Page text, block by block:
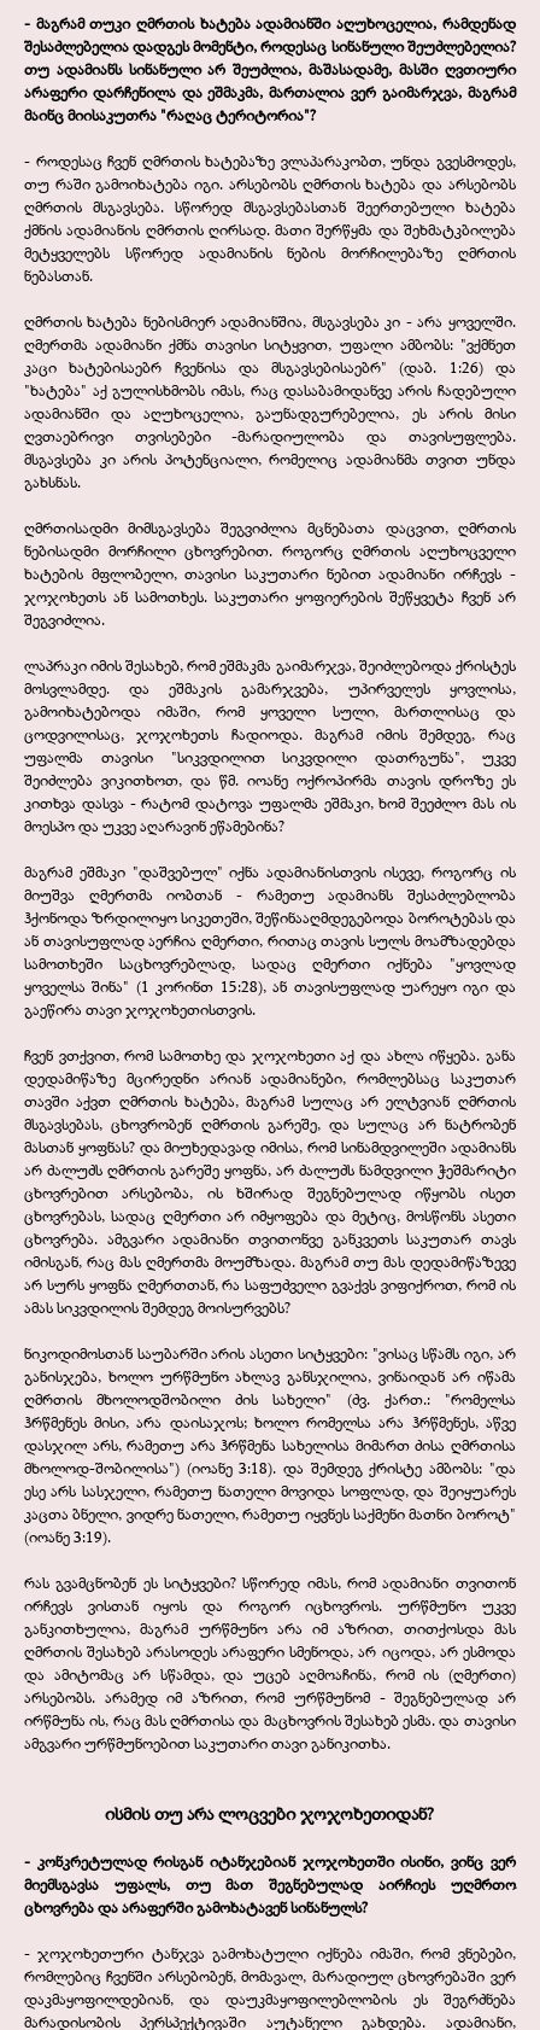
- მაგრამ თუკი ღმრთის ხატება ადამიანში აღუხოცელია, რამდენად
შესაძლებელია დადგეს მომენტი, როდესაც სინანული შეუძლებელია?
თუ ადამიანს სინანული არ შეუძლია, მაშასადამე, მასში ღვთიური
არაფერი დარჩენილა და ეშმაკმა, მართალია ვერ გაიმარჯვა, მაგრამ
მაინც მიისაკუთრა "რაღაც ტერიტორია"?
- როდესაც ჩვენ ღმრთის ხატებაზე ვლაპარაკობთ, უნდა გვესმოდეს,
თუ რაში გამოიხატება იგი. არსებობს ღმრთის ხატება და არსებობს
ღმრთის მსგავსება. სწორედ მსგავსებასთან შეერთებული ხატება
ქმნის ადამიანის ღმრთის ღირსად. მათი შერწყმა და შეხმატკბილება
მეტყველებს სწორედ ადამიანის ნების მორჩილებაზე ღმრთის
ნებასთან.
ღმრთის ხატება ნებისმიერ ადამიანშია, მსგავსება კი - არა ყოველში.
ღმერთმა ადამიანი ქმნა თავისი სიტყვით, უფალი ამბობს: "ვქმნეთ
კაცი ხატებისაებრ ჩვენისა და მსგავსებისაებრ" (დაბ. 1:26) და
"ხატება" აქ გულისხმობს იმას, რაც დასაბამიდანვე არის ჩადებული
ადამიანში და აღუხოცელია, გაუნადგურებელია, ეს არის მისი
ღვთაებრივი თვისებები -მარადიულობა და თავისუფლება.
მსგავსება კი არის პოტენციალი, რომელიც ადამიანმა თვით უნდა
გახსნას.
ღმრთისადმი მიმსგავსება შეგვიძლია მცნებათა დაცვით, ღმრთის
ნებისადმი მორჩილი ცხოვრებით. როგორც ღმრთის აღუხოცველი
ხატების მფლობელი, თავისი საკუთარი ნებით ადამიანი ირჩევს -
ჯოჯოხეთს ან სამოთხეს. საკუთარი ყოფიერების შეწყვეტა ჩვენ არ
შეგვიძლია.
ლაპრაკი იმის შესახებ, რომ ეშმაკმა გაიმარჯვა, შეიძლებოდა ქრისტეს
მოსვლამდე. და ეშმაკის გამარჯვება, უპირველეს ყოვლისა,
გამოიხატებოდა იმაში, რომ ყოველი სული, მართლისაც და
ცოდვილისაც, ჯოჯოხეთს ჩადიოდა. მაგრამ იმის შემდეგ, რაც
უფალმა თავისი "სიკვდილით სიკვდილი დათრგუნა", უკვე
შეიძლება ვიკითხოთ, და წმ. იოანე ოქროპირმა თავის დროზე ეს
კითხვა დასვა - რატომ დატოვა უფალმა ეშმაკი, ხომ შეეძლო მას ის
მოესპო და უკვე აღარავინ ეწამებინა?
მაგრამ ეშმაკი "დაშვებულ" იქნა ადამიანისთვის ისევე, როგორც ის
მიუშვა ღმერთმა იობთან -
რამეთუ ადამიანს შესაძლებლობა
ჰქონოდა ზრდილიყო სიკეთეში, შეწინააღმდეგებოდა ბოროტებას და
ან თავისუფლად აერჩია ღმერთი, რითაც თავის სულს მოამზადებდა
სამოთხეში საცხოვრებლად, სადაც ღმერთი იქნება "ყოვლად
ყოველსა შინა" (1 კორინთ 15:28), ან თავისუფლად უარეყო იგი და
გაეწირა თავი ჯოჯოხეთისთვის.
ჩვენ ვთქვით, რომ სამოთხე და ჯოჯოხეთი აქ და ახლა იწყება. განა
დედამიწაზე მცირედნი არიან ადამიანები, რომლებსაც საკუთარ
თავში აქვთ ღმრთის ხატება, მაგრამ სულაც არ ელტვიან ღმრთის
მსგავსებას, ცხოვრობენ ღმრთის გარეშე, და სულაც არ ნატრობენ
მასთან ყოფნას? და მიუხედავად იმისა, რომ სინამდვილეში ადამიანს
არ ძალუძს ღმრთის გარეშე ყოფნა, არ ძალუძს ნამდვილი ჭეშმარიტი
ცხოვრებით არსებობა, ის ხშირად შეგნებულად იწყობს ისეთ
ცხოვრებას, სადაც ღმერთი არ იმყოფება და მეტიც, მოსწონს ასეთი
ცხოვრება. ამგვარი ადამიანი თვითონვე განკვეთს საკუთარ თავს
იმისგან, რაც მას ღმერთმა მოუმზადა. მაგრამ თუ მას დედამიწაზევე
არ სურს ყოფნა ღმერთთან, რა საფუძველი გვაქვს ვიფიქროთ, რომ ის
ამას სიკვდილის შემდეგ მოისურვებს?
ნიკოდიმოსთან საუბარში არის ასეთი სიტყვები: "ვისაც სწამს იგი, არ
განისჯება, ხოლო ურწმუნო ახლავ განსჯილია, ვინაიდან არ იწამა
ღმრთის მხოლოდშობილი ძის სახელი" (ძვ. ქართ.: "რომელსა
ჰრწმენეს მისი, არა დაისაჯოს; ხოლო რომელსა არა ჰრწმენეს, აწვე
დასჯილ არს, რამეთუ არა ჰრწმენა სახელისა მიმართ ძისა ღმრთისა
მხოლოდ-შობილისა") (იოანე 3:18). და შემდეგ ქრისტე ამბობს: "და
ესე არს სასჯელი, რამეთუ ნათელი მოვიდა სოფლად, და შეიყუარეს
კაცთა ბნელი, ვიდრე ნათელი, რამეთუ იყვნეს საქმენი მათნი ბოროტ"
(იოანე 3:19).
რას გვამცნობენ ეს სიტყვები? სწორედ იმას, რომ ადამიანი თვითონ
ირჩევს ვისთან იყოს და როგორ იცხოვროს. ურწმუნო უკვე
განკითხულია, მაგრამ ურწმუნო არა იმ აზრით, თითქოსდა მას
ღმრთის შესახებ არასოდეს არაფერი სმენოდა, არ იცოდა, არ ესმოდა
და ამიტომაც არ სწამდა, და უცებ აღმოაჩინა, რომ ის (ღმერთი)
არსებობს. არამედ იმ აზრით, რომ ურწმუნომ - შეგნებულად არ
ირწმუნა ის, რაც მას ღმრთისა და მაცხოვრის შესახებ ესმა. და თავისი
ამგვარი ურწმუნოებით საკუთარი თავი განიკითხა.
ისმის თუ არა ლოცვები ჯოჯოხეთიდან?
- კონკრეტულად რისგან იტანჯებიან ჯოჯოხეთში ისინი, ვინც ვერ
მიემსგავსა უფალს, თუ მათ შეგნებულად აირჩიეს უღმრთო
ცხოვრება და არაფერში გამოხატავენ სინანულს?
- ჯოჯოხეთური ტანჯვა გამოხატული იქნება იმაში, რომ ვნებები,
რომლებიც ჩვენში არსებობენ, მომავალ, მარადიულ ცხოვრებაში ვერ
დაკმაყოფილდებიან, და დაუკმაყოფილებლობის ეს შეგრძნება
მარადისობის პერსპექტივაში აუტანელი გახდება. ადამიანი,